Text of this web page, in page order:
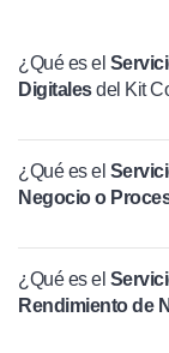
¿Qué es el
Digitalesdel Kit
¿Qué es el
Negocio o
¿Qué es el
Rendimiento de